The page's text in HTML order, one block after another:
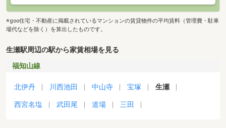
※goo住宅・不動産に掲載されているマンションの賃貸物件の平均賃料（管理費・駐車
場代などを除く）を算出したものです。
生瀬駅周辺の駅から家賃相場を見る
福知山線
北伊丹 川西池田 中山寺 宝塚 生瀬
西宮名塩 武田尾 道場 三田